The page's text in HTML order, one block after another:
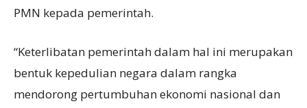
PMN kepada pemerintah.
“Keterlibatan pemerintah dalam hal ini merupakan
bentuk kepedulian negara dalam rangka
mendorong pertumbuhan ekonomi nasional dan